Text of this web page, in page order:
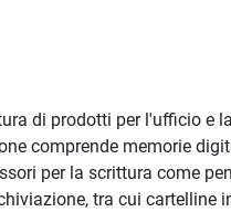
di prodotti per l'ufficio
comprende memorie
per la scrittura come
tra cui